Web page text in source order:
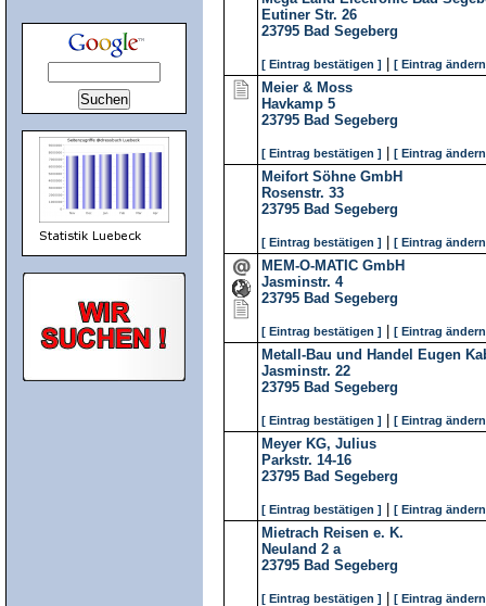
Eutiner Str. 26
23795 Bad Segeberg
[ Eintrag bestätigen ] [ Eintrag
Meier & Moss
Havkamp 5
23795 Bad Segeberg
[ Eintrag bestätigen ] [ Eintrag
Meifort Söhne GmbH
Rosenstr. 33
23795 Bad Segeberg
[ Eintrag bestätigen ] [ Eintrag
MEM-O-MATIC GmbH
Jasminstr. 4
23795 Bad Segeberg
[ Eintrag bestätigen ] [ Eintrag
Metall-Bau und Handel Eugen
Jasminstr. 22
23795 Bad Segeberg
[ Eintrag bestätigen ] [ Eintrag
Meyer KG, Julius
Parkstr. 14-16
23795 Bad Segeberg
[ Eintrag bestätigen ] [ Eintrag
Mietrach Reisen e. K.
Neuland 2 a
23795 Bad Segeberg
[ Eintrag bestätigen ] [ Eintrag